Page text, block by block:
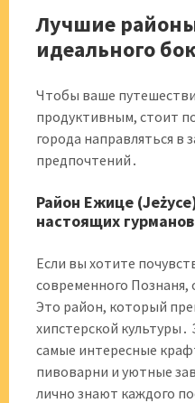
Лучшие
идеального
Чтобы ваше
продуктивным, стоит
города направляться в
предпочтений․
Район Ежице
настоящих гурманов
Если вы хотите
современного Познаня,
Это район, который
хипстерской
самые интересные
пивоварни и уютные
лично знают каждого